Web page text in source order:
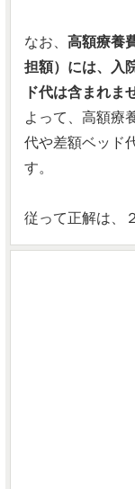
なお、 高額療養
担額）には、入
ド代は含まれま
よって、高額療
代や差額ベッド
す。
従って正解は、